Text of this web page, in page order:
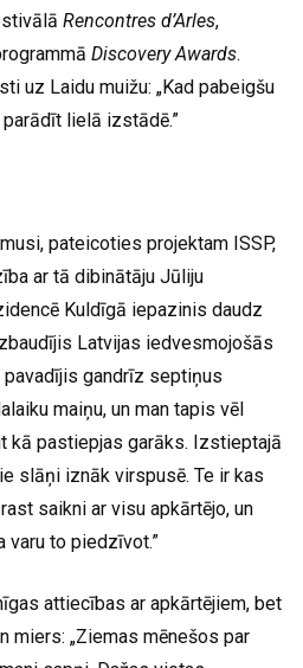
Rencontres d’Arles,
Discovery Awards.
uz Laidu muižu: „Kad pabeigšu
lielā izstādē.”
pateicoties projektam ISSP,
ar tā dibinātāju Jūliju
Kuldīgā iepazinis daudz
Latvijas iedvesmojošās
pavadījis gandrīz septiņus
maiņu, un man tapis vēl
kā pastiepjas garāks. Izstieptajā
slāņi iznāk virspusē. Te ir kas
saikni ar visu apkārtējo, un
varu to piedzīvot.”
attiecības ar apkārtējiem, bet
miers: „Ziemas mēnešos par